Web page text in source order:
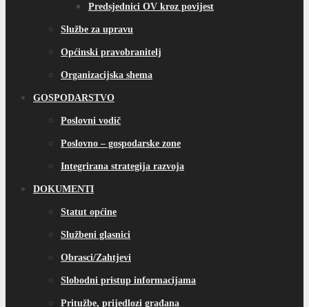
Predsjednici OV kroz povijest
Službe za upravu
Općinski pravobranitelj
Organizacijska shema
GOSPODARSTVO
Poslovni vodič
Poslovno – gospodarske zone
Integrirana strategija razvoja
DOKUMENTI
Statut općine
Službeni glasnici
Obrasci/Zahtjevi
Slobodni pristup informacijama
Pritužbe, prijedlozi građana